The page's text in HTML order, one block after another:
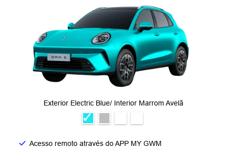
Exterior Electric Blue/ Interior Marrom Avelã
Acesso remoto através do APP MY GWM